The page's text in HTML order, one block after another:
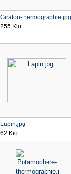
Girafon-thermographie.jpg
255 Kio
Lapin.jpg
62 Kio